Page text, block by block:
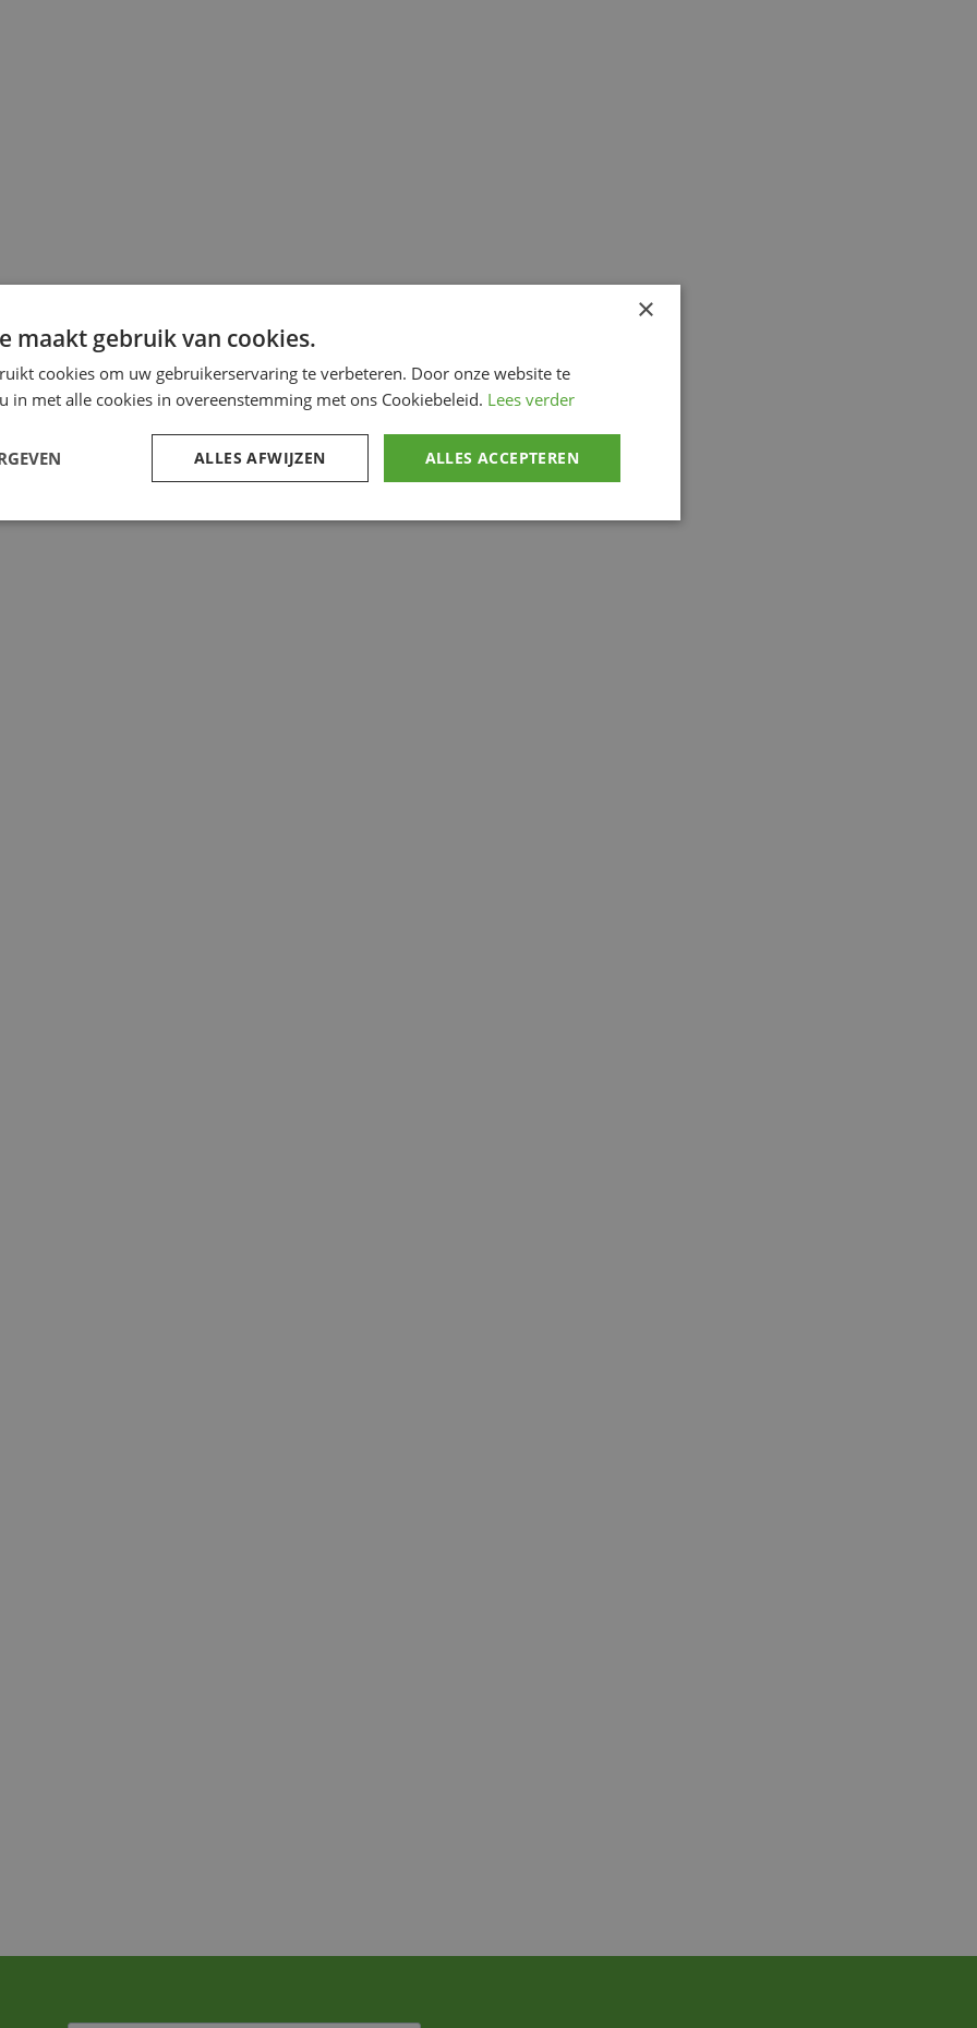
×
maakt gebruik van cookies.
cookies om uw gebruikerservaring te verbeteren. Door onze website te
in met alle cookies in overeenstemming met ons Cookiebeleid. Lees verder
ALLES ACCEPTEREN
ALLES AFWIJZEN